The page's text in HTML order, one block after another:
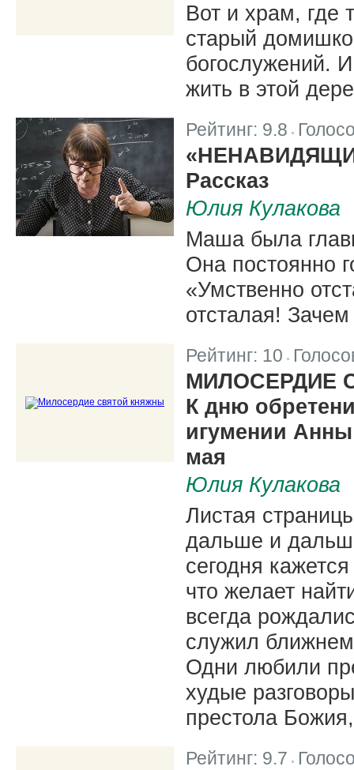
Вот и храм, где
старый
богослужений.
жить в этой
Рейтинг: 9.8
Рассказ
Юлия Кулакова
Маша была
Она постоянно
«Умственно
отсталая!
Рейтинг: 10
МИЛОСЕРДИЕ
К дню
игумении
мая
Юлия Кулакова
Листая
дальше и
сегодня
что желает
всегда
служил
Одни любили
худые
престола
Рейтинг: 9.7